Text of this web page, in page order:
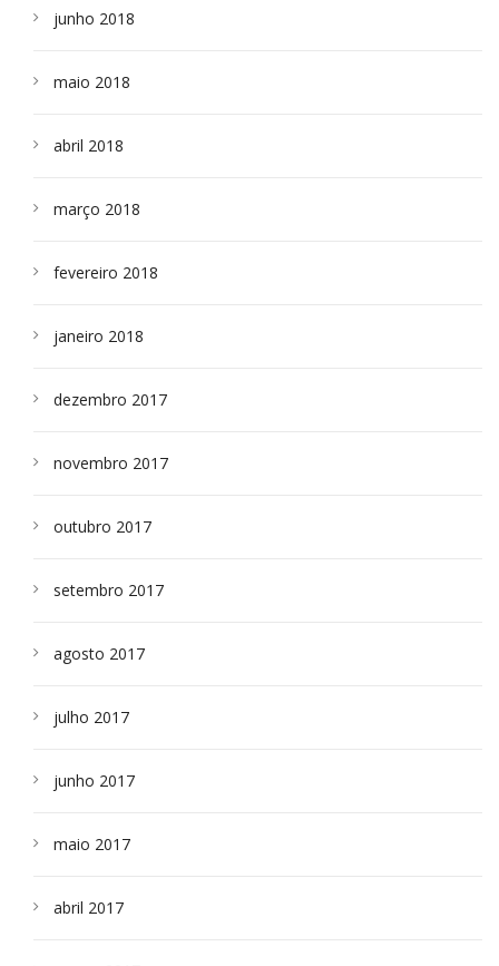
junho 2018
maio 2018
abril 2018
março 2018
fevereiro 2018
janeiro 2018
dezembro 2017
novembro 2017
outubro 2017
setembro 2017
agosto 2017
julho 2017
junho 2017
maio 2017
abril 2017